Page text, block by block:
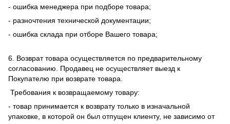
- ошибка менеджера при подборе товара;
- разночтения технической документации;
- ошибка склада при отборе Вашего товара;
6. Возврат товара осуществляется по предварительному
согласованию. Продавец не осуществляет выезд к
Покупателю при возврате товара.
Требования к возвращаемому товару:
- товар принимается к возврату только в изначальной
упаковке, в которой он был отпущен клиенту, не зависимо от